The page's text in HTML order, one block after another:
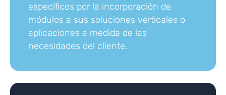
específicos por la incorporación de
módulos a sus soluciones verticales o
aplicaciones a medida de las
necesidades del cliente.